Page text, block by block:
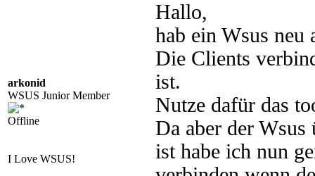
arkonid
WSUS Junior Member
Offline
I Love WSUS!
Hallo,
hab ein Wsus neu
Die Clients
ist.
Nutze dafür das
Da aber der
ist habe ich nun